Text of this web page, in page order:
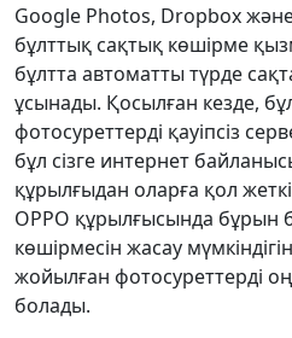
Google Photos, Dropbox
бұлттық сақтық көшірме
бұлтта автоматты түрде
ұсынады. Қосылған кезде,
фотосуреттерді қауіпсіз
бұл сізге интернет
құрылғыдан оларға қол
OPPO құрылғысында бұрын
көшірмесін жасау
жойылған фотосуреттерді
болады.